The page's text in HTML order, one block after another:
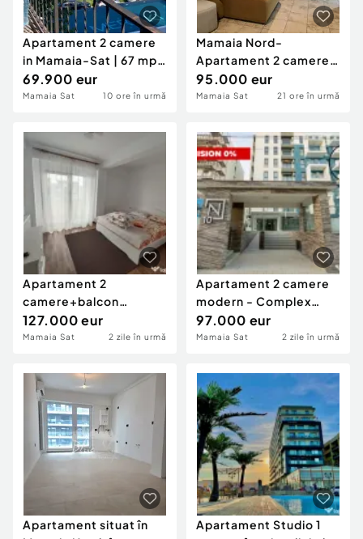
Apartament 2 camere
in Mamaia-Sat | 67 mp |
Vedere la mare |
69.900 eur
Mamaia Sat 10 ore în urmă
Mamaia Nord-
Apartament 2 camere
transformat in 3
95.000 eur
Mamaia Sat 21 ore în urmă
Apartament 2
camere+balcon
mamaia-nord(langa
plaja)TVA inclus in preț
127.000 eur
Mamaia Sat 2 zile în urmă
Apartament 2 camere
modern - Complex
Alezzi Nord 10 - Mamaia
97.000 eur
Mamaia Sat 2 zile în urmă
Apartament situat în
Apartament Studio 1